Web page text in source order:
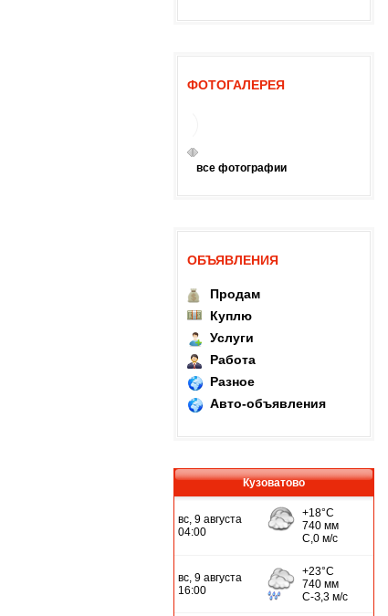
ФОТОГАЛЕРЕЯ
все фотографии
ОБЪЯВЛЕНИЯ
Продам
Куплю
Услуги
Работа
Разное
Авто-объявления
Кузоватово